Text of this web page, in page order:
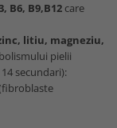
B6, B9,B12 care
litiu, magneziu,
pielii
secundari):